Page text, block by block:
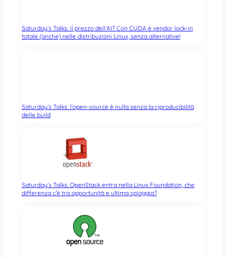
Saturday’s Talks: il prezzo dell’AI? Con CUDA è vendor lock-in
totale (anche) nelle distribuzioni Linux, senza alternative!
Saturday’s Talks: l’open-source è nulla senza la riproducibilità
delle build
Saturday’s Talks: OpenStack entra nella Linux Foundation, che
differenza c’è tra opportunità e ultima spiaggia?